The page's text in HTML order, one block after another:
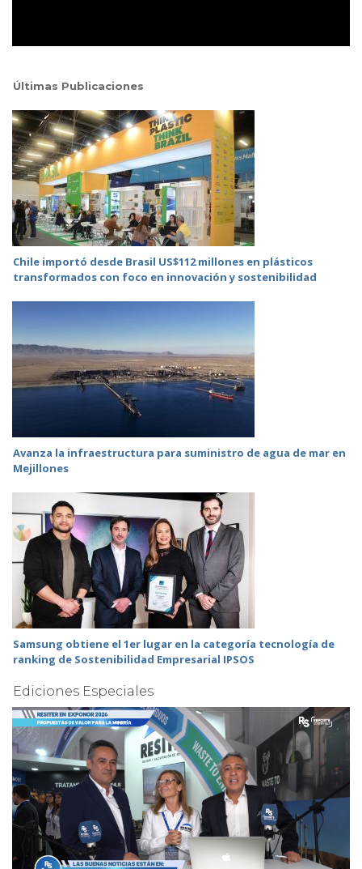
Últimas Publicaciones
Chile importó desde Brasil US$112 millones en plásticos
transformados con foco en innovación y sostenibilidad
Avanza la infraestructura para suministro de agua de mar en
Mejillones
Samsung obtiene el 1er lugar en la categoría tecnología de
ranking de Sostenibilidad Empresarial IPSOS
Ediciones Especiales